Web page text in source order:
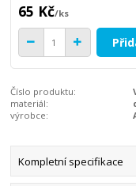
65 Kč/ks
Číslo produktu:
materiál:
výrobce:
Kompletní specifikace